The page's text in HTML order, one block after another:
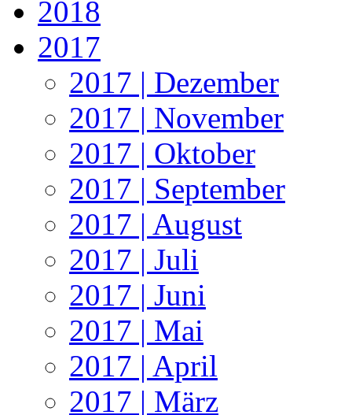
2018
2017
2017 | Dezember
2017 | November
2017 | Oktober
2017 | September
2017 | August
2017 | Juli
2017 | Juni
2017 | Mai
2017 | April
2017 | März